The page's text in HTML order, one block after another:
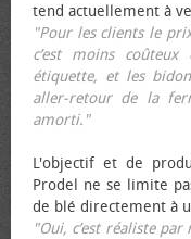
tend actuellement à
"Pour les clients le
c’est moins
étiquette, et les
aller-retour de la
amorti."
L'objectif et de
Prodel ne se limite
de blé directement à
"Oui, c’est réaliste